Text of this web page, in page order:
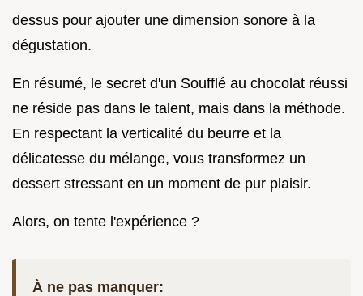
dessus pour ajouter une dimension sonore à la
dégustation.
En résumé, le secret d'un Soufflé au chocolat réussi
ne réside pas dans le talent, mais dans la méthode.
En respectant la verticalité du beurre et la
délicatesse du mélange, vous transformez un
dessert stressant en un moment de pur plaisir.
Alors, on tente l'expérience ?
À ne pas manquer: